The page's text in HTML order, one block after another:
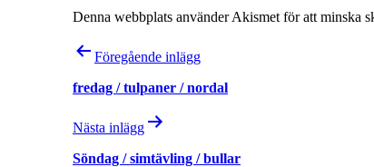
Denna webbplats använder Akismet för att minska
Inläggsnavigering
Föregående inlägg
fredag / tulpaner / nordal
Nästa inlägg
Söndag / simtävling / bullar